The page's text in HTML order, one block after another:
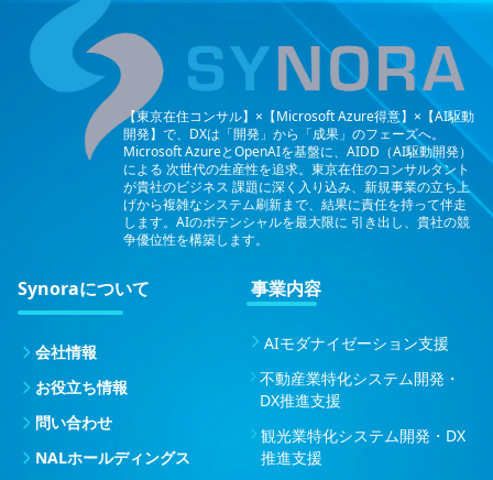
【東京在住コンサル】×【Microsoft Azure得意】×【AI駆動
開発】で、DXは「開発」から「成果」のフェーズへ。
Microsoft AzureとOpenAIを基盤に、AIDD（AI駆動開発）
による 次世代の生産性を追求。東京在住のコンサルタント
が貴社のビジネス 課題に深く入り込み、新規事業の立ち上
げから複雑なシステム刷新まで、結果に責任を持って伴走
します。AIのポテンシャルを最大限に 引き出し、貴社の競
争優位性を構築します。
Synoraについて
会社情報
お役立ち情報
問い合わせ
NALホールディングス
事業内容
AIモダナイゼーション支援
不動産業特化システム開発・
DX推進支援
観光業特化システム開発・DX
推進支援